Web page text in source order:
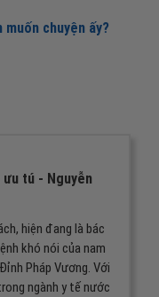
chuyện ấy?
ưu tú - Nguyễn
hiện đang là bác
khó nói của nam
Pháp Vương. Với
ngành y tế nước